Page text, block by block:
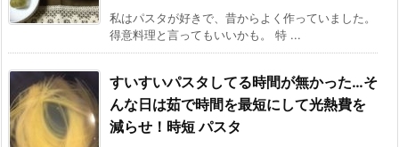
私はパスタが好きで、昔からよく作っていました。
得意料理と言ってもいいかも。 特 ...
すいすいパスタしてる時間が無かった…そ
んな日は茹で時間を最短にして光熱費を
減らせ！時短 パスタ